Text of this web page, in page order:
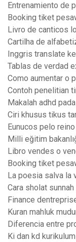
Entrenamiento de
Booking tiket
Livro de canticos
Cartilha de
Inggris translate
Tablas de verdad
Como aumentar o
Contoh penelitian
Makalah adhd
Ciri khusus tikus
Eunucos pelo
Milli eğitim
Libro vendes o
Booking tiket
La poesia salva la
Cara sholat
Finance
Kuran mahluk
Diferencia entre
Ki dan kd